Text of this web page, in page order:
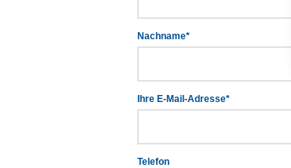
Nachname*
Ihre E-Mail-Adresse*
Telefon